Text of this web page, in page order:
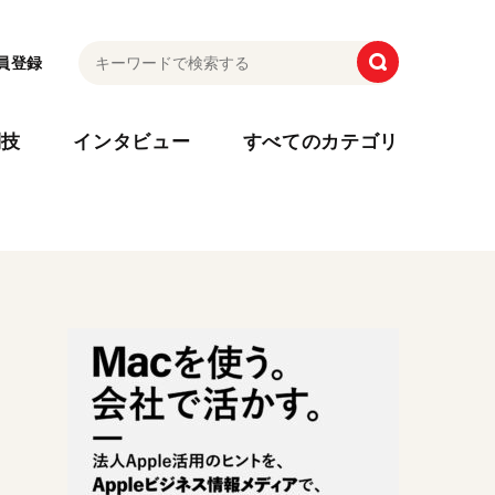
登録
インタビュー すべてのカテゴリ